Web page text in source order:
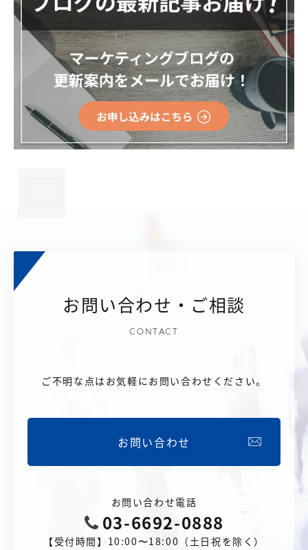
×
お問い合わせ・ご相談
CONTACT
ご不明な点はお気軽にお問い合わせください。
お問い合わせ
お問い合わせ電話
03-6692-0888
【受付時間】10:00〜18:00（土日祝を除く）